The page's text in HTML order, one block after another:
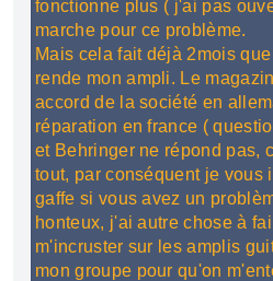
fonctionne plus ( j'ai pas
marche pour ce problème.
Mais cela fait déjà 2mois
rende mon ampli. Le
accord de la société en
réparation en france (
et Behringer ne répond pas,
tout, par conséquent je vous
gaffe si vous avez un
honteux, j'ai autre chose à
m'incruster sur les amplis
mon groupe pour qu'on